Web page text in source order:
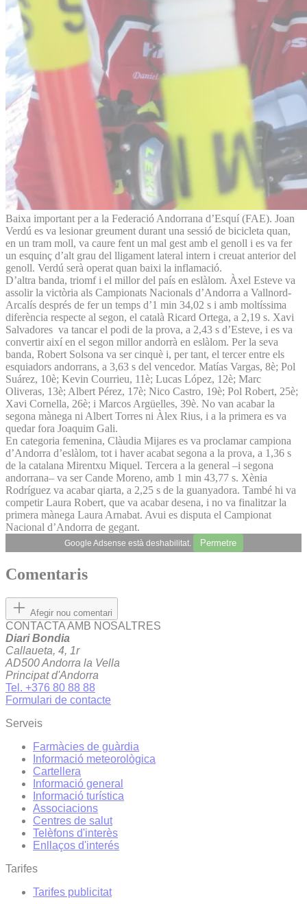
Baixa important per a la Federació Andorrana d’Esquí (FAE). Joan
Verdú es va lesionar greument durant una sessió de bicicleta quan,
en un tram moll, va caure fent un mal gest amb el genoll i es va fer
un esquinç d’alt grau del lligament lateral intern i creuat anterior del
genoll. Verdú serà operat quan baixi la inflamació.
D’altra banda, triomf i el millor del país en eslàlom. Àxel Esteve va
assolir la victòria als Campionats Nacionals d’Andorra a Vallnord-
Arcalís després de fer un temps d’1 min 34,02 s i amb moltíssima
diferència respecte al segon, el català Ricard Ortega, a 2,19 s. Xavi
Salvadores va tancar el podi de la prova, a 2,43 s d’Esteve, i es va
convertir així en el segon millor andorrà en eslàlom. Per la seva
banda, Robert Solsona va ser cinquè i, per tant, el tercer entre els
esquiadors andorrans, a 3,63 s del vencedor. Matías Vargas, 8è; Pol
Suárez, 10è; Kevin Courrieu, 11è; Lucas López, 12è; Marc
Oliveras, 13è; Albert Pérez, 17è; Nico Castro, 19è; Pol Robert, 25è;
Xavi Cornella, 26è; i Marcos Argüelles, 39è. No van acabar la
segona mànega ni Albert Torres ni Àlex Rius, i a la primera es va
quedar fora Joaquim Gali.
En categoria femenina, Clàudia Mijares es va proclamar campiona
d’Andorra d’eslàlom, tot i haver acabat segona a la prova, a 1,36 s
de la catalana Mirentxu Miquel. Tercera a la general –i segona
andorrana– va ser Cande Moreno, amb 1 min 43,77 s. Xènia
Rodríguez va acabar qiarta, a 2,25 s de la guanyadora. També hi va
competir Laura Robert, que va acabar desena, i no va finalitzar la
primera mànega Laura Arnabat. Avui es disputa el Campionat
Nacional d’Andorra de gegant.
Google Adsense està deshabilitat. Permetre
Comentaris
Afegir nou comentari
CONTACTA AMB NOSALTRES
Diari Bondia
Callaueta, 4, 1r
AD500 Andorra la Vella
Principat d'Andorra
Tel. +376 80 88 88
Formulari de contacte
Serveis
Farmàcies de guàrdia
Informació meteorològica
Cartellera
Informació general
Informació turística
Associacions
Centres de salut
Telèfons d'interès
Enllaços d'interés
Tarifes
Tarifes publicitat